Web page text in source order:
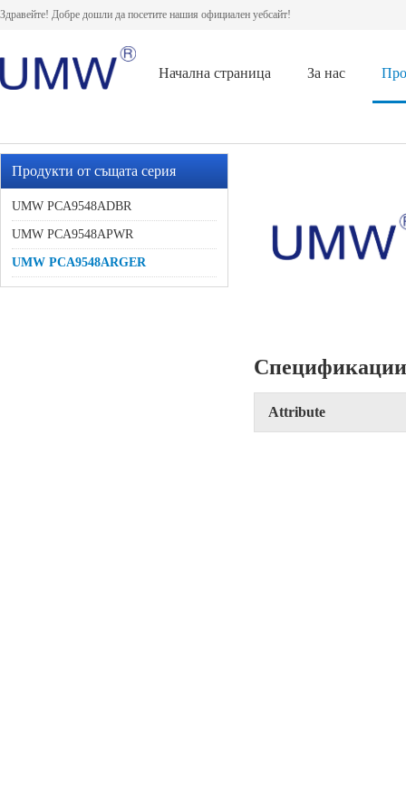
Здравейте! Добре дошли да посетите нашия официален уебсайт!
Начална страница За нас
Продукти от същата серия
UMW PCA9548ADBR
UMW PCA9548APWR
UMW PCA9548ARGER
Спецификации
Attribute